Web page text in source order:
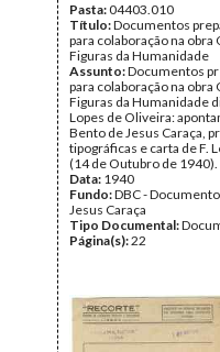
Pasta:04403.010
Título:Documentos
para colaboração na obra
Figuras da Humanidade
Assunto:Documentos
para colaboração na obra
Figuras da Humanidade
Lopes de Oliveira:
Bento de Jesus Caraça,
tipográficas e carta de F.
(14 de Outubro de 1940).
Data: 1940
Fundo:DBC -
Jesus Caraça
Tipo Documental:
Página(s):22